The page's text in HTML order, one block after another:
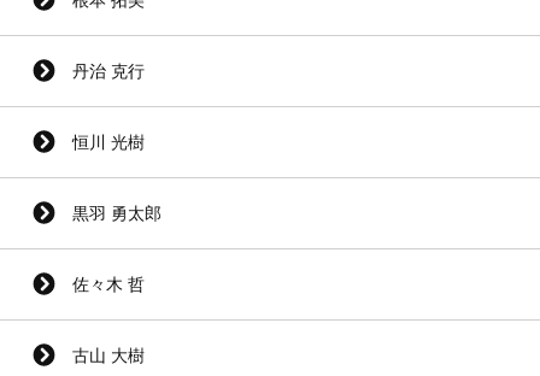
丹治 克行
恒川 光樹
黒羽 勇太郎
佐々木 哲
古山 大樹